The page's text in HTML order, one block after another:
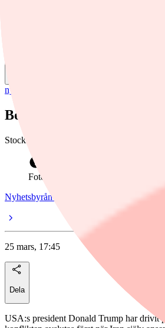
nyheter
Börsen repade mod –
Stockholmsbörsen steg tydligt på
Foto: Claudio Bresciani / TT
Nyhetsbyrån Direkt
25 mars, 17:45
Dela
USA:s president Donald Trump har drivit